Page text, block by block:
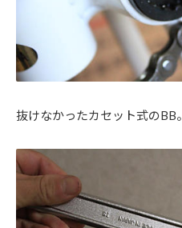
抜けなかったカセット式のBB。